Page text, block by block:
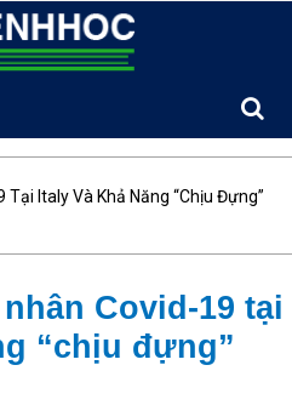
Italy Và Khả Năng “chịu Đựng”
Covid-19 tại
“chịu đựng”